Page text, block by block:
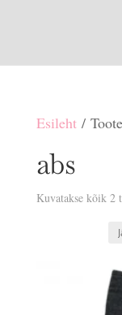
Esileht/
abs
Kuvatakse kõik 2